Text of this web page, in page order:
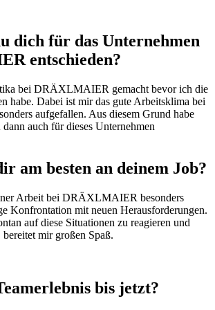
dich für das Unternehmen
entschieden?
bei DRÄXLMAIER gemacht bevor ich die
habe. Dabei ist mir das gute Arbeitsklima bei
aufgefallen. Aus diesem Grund habe
auch für dieses Unternehmen
am besten an deinem Job?
Arbeit bei DRÄXLMAIER besonders
Konfrontation mit neuen Herausforderungen.
auf diese Situationen zu reagieren und
mir großen Spaß.
bis jetzt?